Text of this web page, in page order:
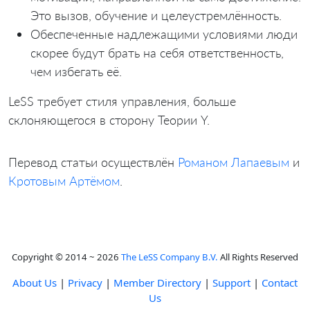
Это вызов, обучение и целеустремлённость.
Обеспеченные надлежащими условиями люди
скорее будут брать на себя ответственность,
чем избегать её.
LeSS требует стиля управления, больше
склоняющегося в сторону Теории Y.
Перевод статьи осуществлён Романом Лапаевым и
Кротовым Артёмом
Copyright © 2014 ~ 2026 The LeSS Company B.V. All Rights Reserved
About Us | Privacy | Member Directory | Support | Contact
Us